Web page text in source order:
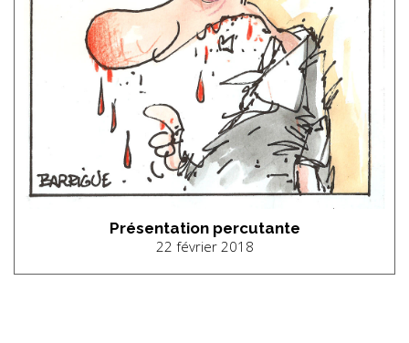
Présentation percutante
22 février 2018